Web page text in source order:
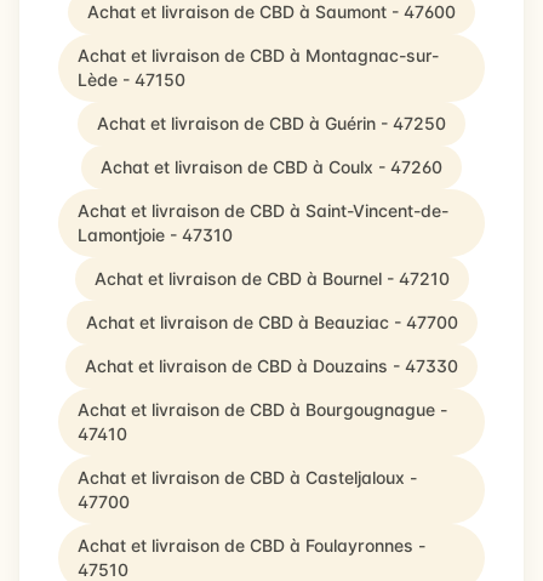
Achat et livraison de CBD à Saumont - 47600
Achat et livraison de CBD à Montagnac-sur-
Lède - 47150
Achat et livraison de CBD à Guérin - 47250
Achat et livraison de CBD à Coulx - 47260
Achat et livraison de CBD à Saint-Vincent-de-
Lamontjoie - 47310
Achat et livraison de CBD à Bournel - 47210
Achat et livraison de CBD à Beauziac - 47700
Achat et livraison de CBD à Douzains - 47330
Achat et livraison de CBD à Bourgougnague -
47410
Achat et livraison de CBD à Casteljaloux -
47700
Achat et livraison de CBD à Foulayronnes -
47510